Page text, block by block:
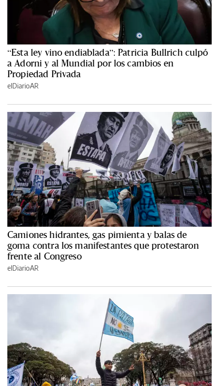
“Esta ley vino endiablada”: Patricia Bullrich culpó
a Adorni y al Mundial por los cambios en
Propiedad Privada
elDiarioAR
Camiones hidrantes, gas pimienta y balas de
goma contra los manifestantes que protestaron
frente al Congreso
elDiarioAR